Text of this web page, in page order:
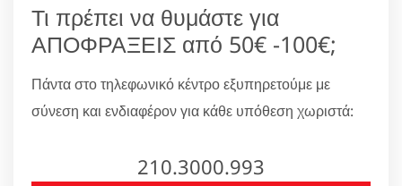
Τι πρέπει να θυμάστε για
ΑΠΟΦΡΑΞΕΙΣ από 50€ -100€;
Πάντα στο τηλεφωνικό κέντρο εξυπηρετούμε με
σύνεση και ενδιαφέρον για κάθε υπόθεση χωριστά:
210.3000.993